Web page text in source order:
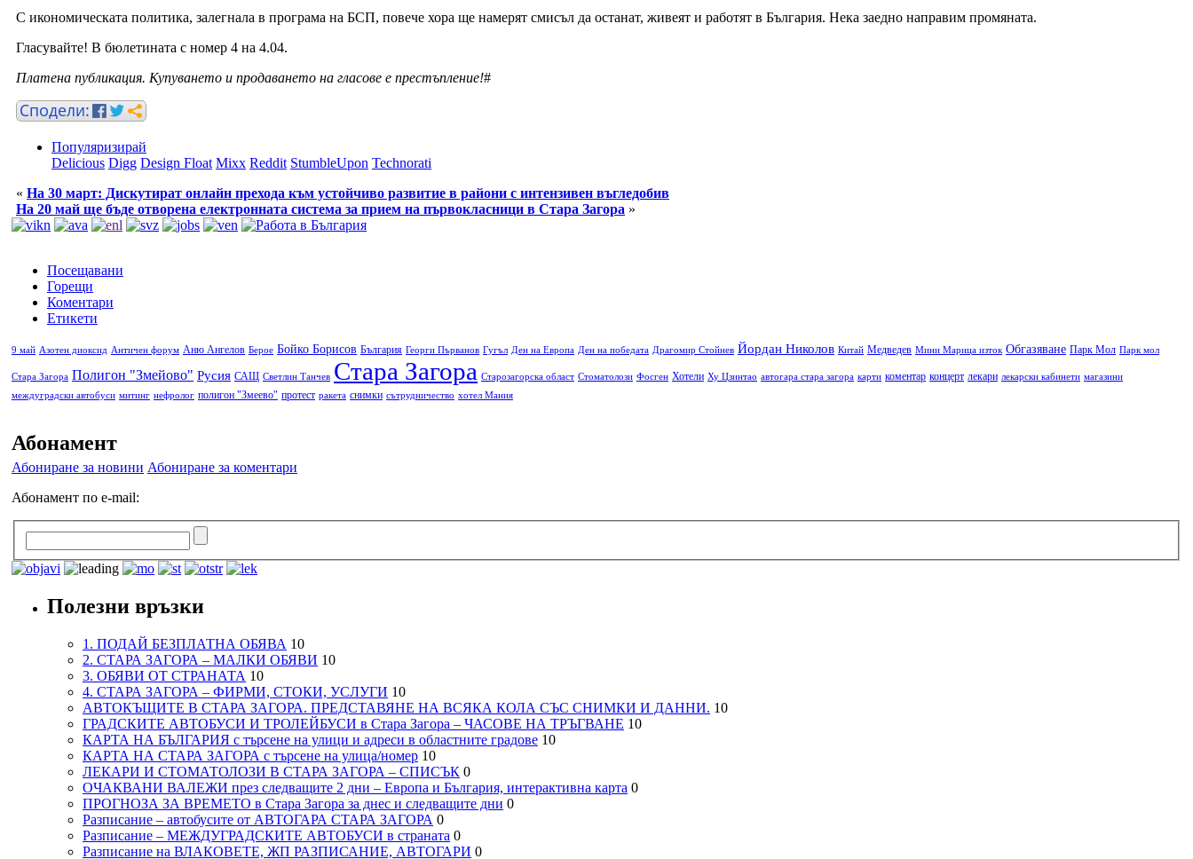
С икономическата политика, залегнала в програма на БСП, повече хора ще намерят смисъл да останат, живеят и работят в България. Нека заедно направим промяната.
Гласувайте! В бюлетината с номер 4 на 4.04.
Платена публикация. Купуването и продаването на гласове е престъпление!#
Популяризирай
Delicious Digg Design Float Mixx Reddit StumbleUpon Technorati
« На 30 март: Дискутират онлайн прехода към устойчиво развитие в райони с интензивен въгледобив
На 20 май ще бъде отворена електронната система за прием на първокласници в Стара Загора »
Посещавани
Горещи
Коментари
Етикети
9 май Азотен диоксид Античен форум Аню Ангелов Берое Бойко Борисов България Георги Първанов Гугъл Ден на Европа Ден на победата Драгомир Стойнев Йордан Николов Китай Медведев Мини Марица изток Обгазяване Парк Мол Парк мол
Стара Загора Полигон "Змейово" Русия САЩ Светлин Танчев Стара Загора Старозагорска област Стоматолози Фосген Хотели Ху Цзинтао автогара стара загора карти коментар концерт лекари лекарски кабинети магазини
междуградски автобуси митинг нефролог полигон "Змеево" протест ракета снимки сътрудничество хотел Мания
Абонамент
Абониране за новини Абониране за коментари
Абонамент по e-mail:
Полезни връзки
1. ПОДАЙ БЕЗПЛАТНА ОБЯВА 10
2. СТАРА ЗАГОРА – МАЛКИ ОБЯВИ 10
3. ОБЯВИ ОТ СТРАНАТА 10
4. СТАРА ЗАГОРА – ФИРМИ, СТОКИ, УСЛУГИ 10
АВТОКЪЩИТЕ В СТАРА ЗАГОРА. ПРЕДСТАВЯНЕ НА ВСЯКА КОЛА СЪС СНИМКИ И ДАННИ. 10
ГРАДСКИТЕ АВТОБУСИ И ТРОЛЕЙБУСИ в Стара Загора – ЧАСОВЕ НА ТРЪГВАНЕ 10
КАРТА НА БЪЛГАРИЯ с търсене на улици и адреси в областните градове 10
КАРТА НА СТАРА ЗАГОРА с търсене на улица/номер 10
ЛЕКАРИ И СТОМАТОЛОЗИ В СТАРА ЗАГОРА – СПИСЪК 0
ОЧАКВАНИ ВАЛЕЖИ през следващите 2 дни – Европа и България, интерактивна карта 0
ПРОГНОЗА ЗА ВРЕМЕТО в Стара Загора за днес и следващите дни 0
Разписание – автобусите от АВТОГАРА СТАРА ЗАГОРА 0
Разписание – МЕЖДУГРАДСКИТЕ АВТОБУСИ в страната 0
Разписание на ВЛАКОВЕТЕ, ЖП РАЗПИСАНИЕ, АВТОГАРИ 0